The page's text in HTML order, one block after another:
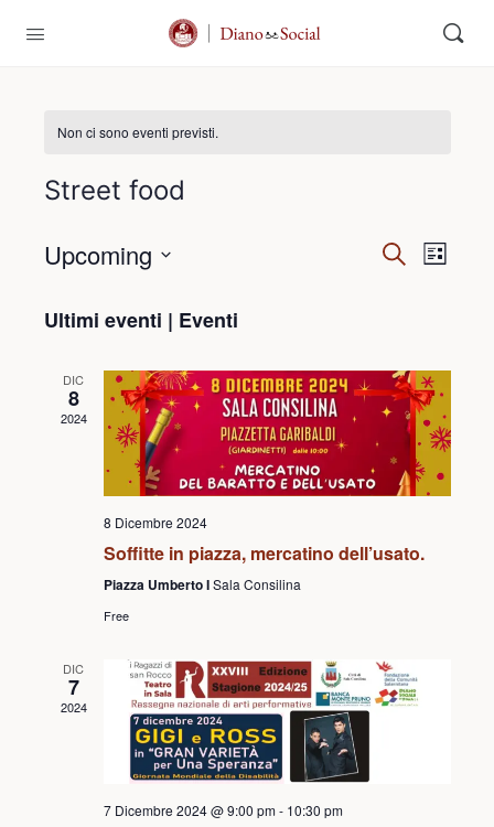
Non ci sono eventi previsti.
Street food
Eventi
CercaLista
Upcoming
la
Ultimi eventi | Eventi
DIC
8
2024
8 Dicembre 2024
Soffitte in piazza, mercatino dell’usato.
Piazza Umberto ISala Consilina
Free
DIC
7
2024
7 Dicembre 2024 @ 9:00 pm- 10:30 pm